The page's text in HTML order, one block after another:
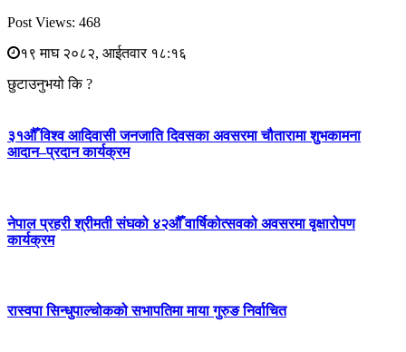
Post Views: 468
१९ माघ २०८२, आईतवार १८:१६
छुटाउनुभयो कि ?
३१औँ विश्व आदिवासी जनजाति दिवसका अवसरमा चौतारामा शुभकामना
आदान–प्रदान कार्यक्रम
नेपाल प्रहरी श्रीमती संघको ४२औँ वार्षिकोत्सवको अवसरमा वृक्षारोपण
कार्यक्रम
रास्वपा सिन्धुपाल्चोकको सभापतिमा माया गुरुङ निर्वाचित